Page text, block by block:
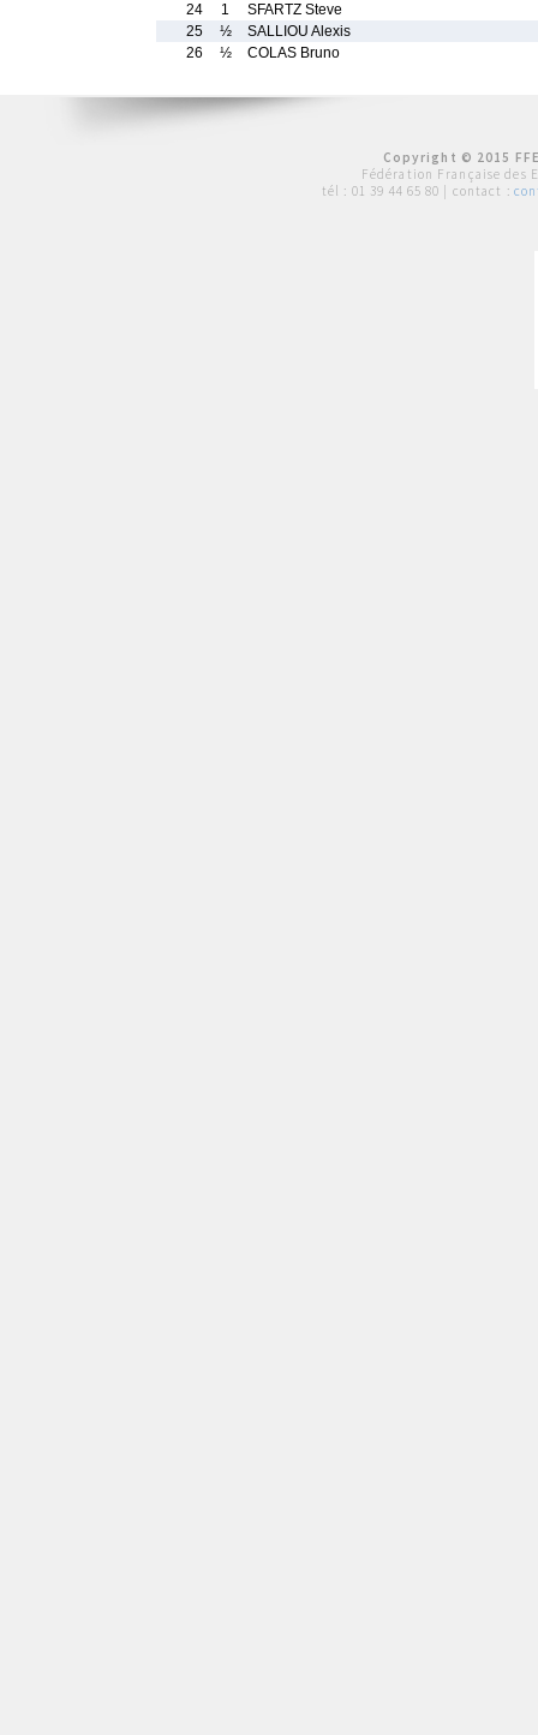
24
1
SFARTZ Steve
25
½
SALLIOU Alexis
26
½ COLAS Bruno
Copyright © 2015
Fédération Française des
tél : 01 39 44 65 80 | contact :